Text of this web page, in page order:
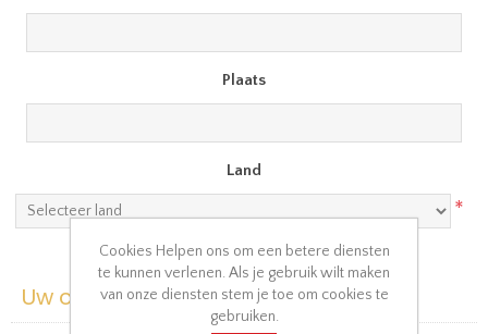
Plaats
Land
*
Uw contact informatie
Cookies Helpen ons om een betere diensten
te kunnen verlenen. Als je gebruik wilt maken
van onze diensten stem je toe om cookies te
gebruiken.